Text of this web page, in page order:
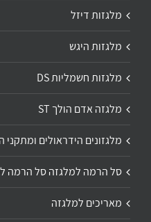
מלגזות דיזל
מלגזות היגש
מלגזות חשמליות DS
מלגזה אדם הולך ST
מלגזונים הידראולים ומתקני
סל הרמה למלגזה סל הרמה
מאריכים למלגזה